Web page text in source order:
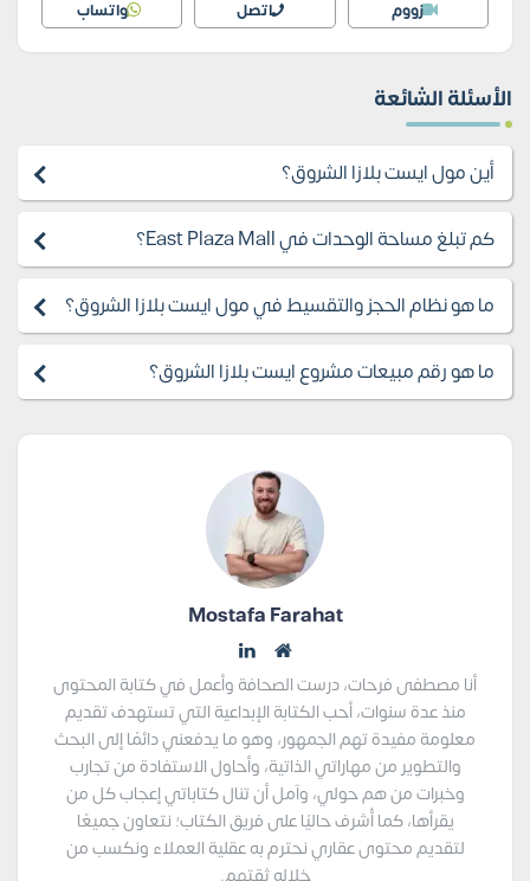
زووم اتصل واتساب
الأسئلة الشائعة
أين مول ايست بلازا الشروق؟
كم تبلغ مساحة الوحدات في East Plaza Mall؟
ما هو نظام الحجز والتقسيط في مول ايست بلازا الشروق؟
ما هو رقم مبيعات مشروع ايست بلازا الشروق؟
Mostafa Farahat
أنا مصطفى فرحات، درست الصحافة وأعمل في كتابة المحتوى
منذ عدة سنوات، أحب الكتابة الإبداعية التي تستهدف تقديم
معلومة مفيدة تهم الجمهور، وهو ما يدفعني دائمًا إلى البحث
والتطوير من مهاراتي الذاتية، وأحاول الاستفادة من تجارب
وخبرات من هم حولي، وآمل أن تنال كتاباتي إعجاب كل من
يقرأها، كما أُشرف حاليًا على فريق الكتاب؛ نتعاون جميعًا
لتقديم محتوى عقاري نحترم به عقلية العملاء ونكسب من